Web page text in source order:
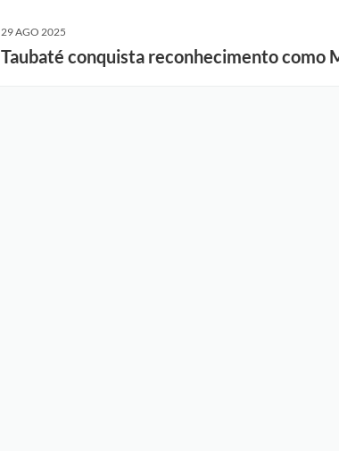
29 AGO 2025
Taubaté conquista reconhecimento como